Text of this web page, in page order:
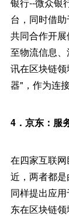
银行--微众银
台，同时借
共同合作开
至物流信息
讯在区块链
器"，作为连
4．京东：服
在四家互联
近，两者都
同样提出应
东在区块链